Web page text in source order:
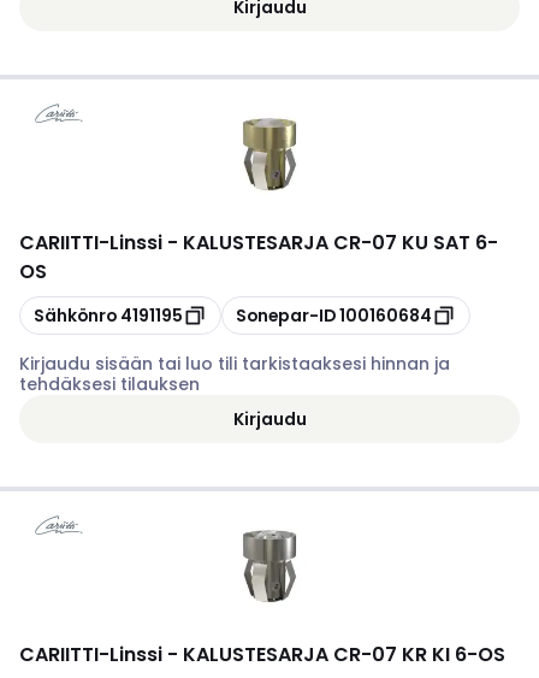
Kirjaudu
CARIITTI-Linssi - KALUSTESARJA CR-07 KU SAT 6-
OS
Kopioi
Sähkönro 4191195 Kopioi
Sonepar-ID100160684
Kirjaudu sisään tai luo tili tarkistaaksesi hinnan ja
tehdäksesi tilauksen
Kirjaudu
CARIITTI-Linssi - KALUSTESARJA CR-07 KR KI 6-OS